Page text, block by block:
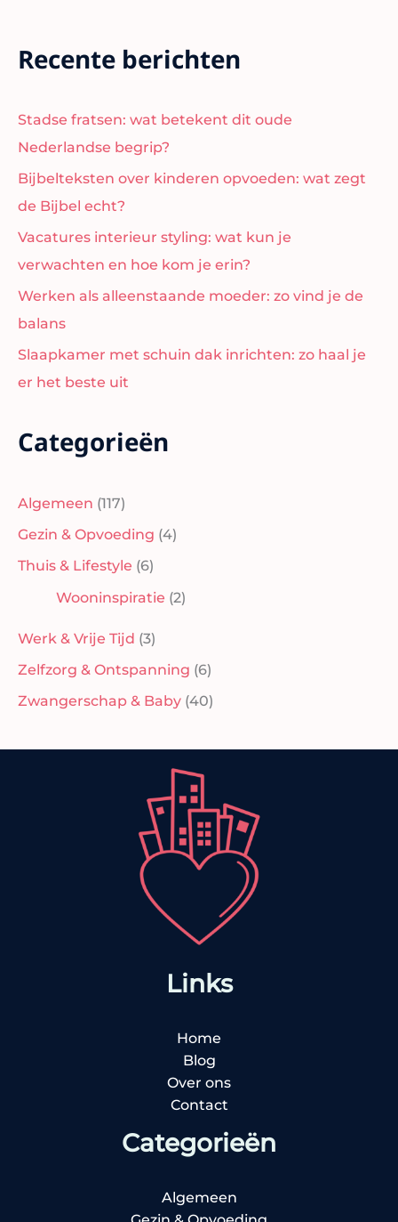
Recente berichten
Stadse fratsen: wat betekent dit oude
Nederlandse begrip?
Bijbelteksten over kinderen opvoeden: wat zegt
de Bijbel echt?
Vacatures interieur styling: wat kun je
verwachten en hoe kom je erin?
Werken als alleenstaande moeder: zo vind je de
balans
Slaapkamer met schuin dak inrichten: zo haal je
er het beste uit
Categorieën
Algemeen (117)
Gezin & Opvoeding (4)
Thuis & Lifestyle (6)
Wooninspiratie (2)
Werk & Vrije Tijd (3)
Zelfzorg & Ontspanning (6)
Zwangerschap & Baby (40)
Links
Home
Blog
Over ons
Contact
Categorieën
Algemeen